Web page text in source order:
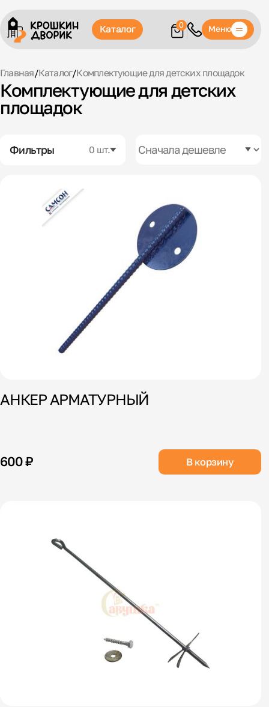
Каталог 0 Меню
Главная/Каталог/Комплектующие для детских площадок
Комплектующие для детских
площадок
Фильтры 0 шт.
АНКЕР АРМАТУРНЫЙ
600 ₽ В корзину